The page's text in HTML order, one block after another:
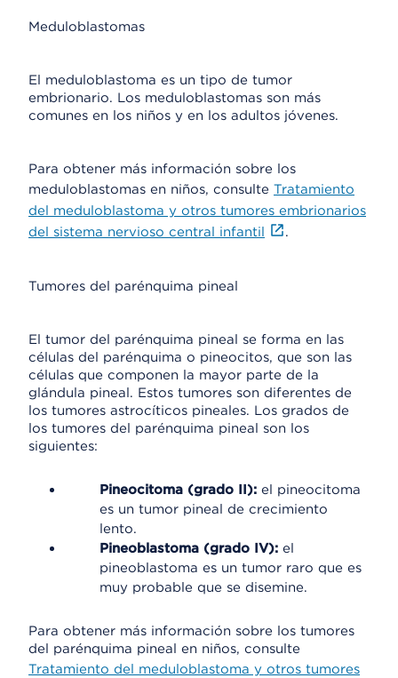
Meduloblastomas
El meduloblastoma es un tipo de tumor
embrionario. Los meduloblastomas son más
comunes en los niños y en los adultos jóvenes.
Para obtener más información sobre los
meduloblastomas en niños, consulte Tratamiento
del meduloblastoma y otros tumores embrionarios
del sistema nervioso central infantil
.
Tumores del parénquima pineal
El tumor del parénquima pineal se forma en las
células del parénquima o pineocitos, que son las
células que componen la mayor parte de la
glándula pineal. Estos tumores son diferentes de
los tumores astrocíticos pineales. Los grados de
los tumores del parénquima pineal son los
siguientes:
Pineocitoma (grado II): el pineocitoma
es un tumor pineal de crecimiento
lento.
Pineoblastoma (grado IV): el
pineoblastoma es un tumor raro que es
muy probable que se disemine.
Para obtener más información sobre los tumores
del parénquima pineal en niños, consulte
Tratamiento del meduloblastoma y otros tumores